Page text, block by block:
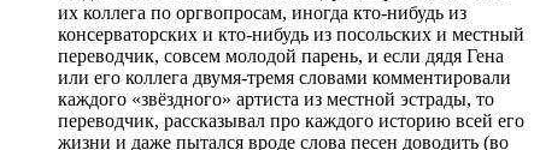
их коллега по оргвопросам, иногда кто-нибудь из
консерваторских и кто-нибудь из посольских и местный
переводчик, совсем молодой парень, и если дядя Гена
или его коллега двумя-тремя словами комментировали
каждого «звёздного» артиста из местной эстрады, то
переводчик, рассказывал про каждого историю всей его
жизни и даже пытался вроде слова песен доводить (во